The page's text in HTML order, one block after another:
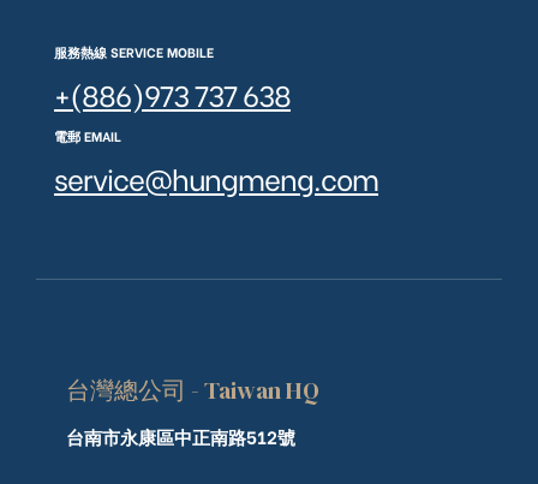
服務熱線 SERVICE MOBILE
+(886)973 737 638
電郵 EMAIL
service@hungmeng.com
台灣總公司 - Taiwan HQ
台南市永康區中正南路512號